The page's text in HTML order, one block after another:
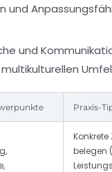
und
und
Praxis-
belegen